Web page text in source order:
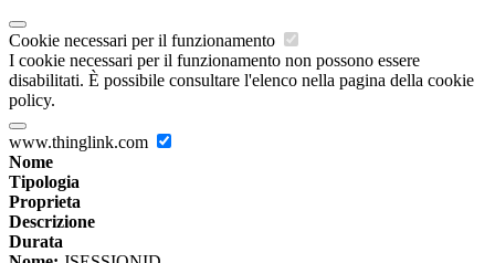
Cookie necessari per il funzionamento
I cookie necessari per il funzionamento non possono essere
disabilitati. È possibile consultare l'elenco nella pagina della cookie
policy.
www.thinglink.com
Nome
Tipologia
Proprieta
Descrizione
Durata